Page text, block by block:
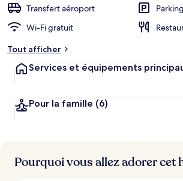
Transfert aéroport
Wi-Fi gratuit
Tout afficher
Services et équipements
Pour la famille (6)
Pourquoi vous allez adorer cet